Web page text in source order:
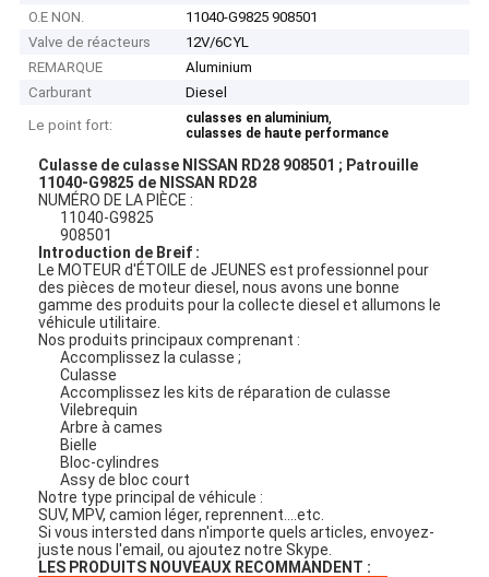
O.E NON.
11040-G9825 908501
Valve de réacteurs
12V/6CYL
REMARQUE
Aluminium
Carburant
Diesel
Le point fort:
culasses en aluminium,
culasses de haute performance
Culasse de culasse NISSAN RD28 908501 ; Patrouille
11040-G9825 de NISSAN RD28
NUMÉRO DE LA PIÈCE :
11040-G9825
908501
Introduction de Breif :
Le MOTEUR d'ÉTOILE de JEUNES est professionnel pour
des pièces de moteur diesel, nous avons une bonne
gamme des produits pour la collecte diesel et allumons le
véhicule utilitaire.
Nos produits principaux comprenant :
Accomplissez la culasse ;
Culasse
Accomplissez les kits de réparation de culasse
Vilebrequin
Arbre à cames
Bielle
Bloc-cylindres
Assy de bloc court
Notre type principal de véhicule :
SUV, MPV, camion léger, reprennent….etc.
Si vous intersted dans n'importe quels articles, envoyez-
juste nous l'email, ou ajoutez notre Skype.
LES PRODUITS NOUVEAUX RECOMMANDENT :